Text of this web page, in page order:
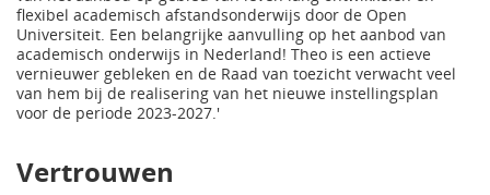
flexibel academisch afstandsonderwijs door de Open
Universiteit. Een belangrijke aanvulling op het aanbod van
academisch onderwijs in Nederland! Theo is een actieve
vernieuwer gebleken en de Raad van toezicht verwacht veel
van hem bij de realisering van het nieuwe instellingsplan
voor de periode 2023-2027.'
Vertrouwen